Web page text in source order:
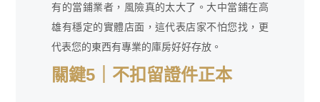
有的當鋪業者，風險真的太大了。大中當鋪在高
雄有穩定的實體店面，這代表店家不怕您找，更
代表您的東西有專業的庫房好好存放。
關鍵5｜不扣留證件正本